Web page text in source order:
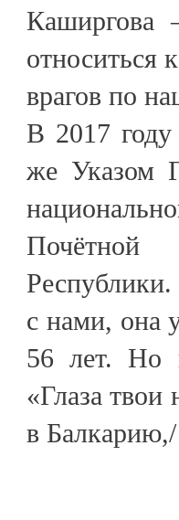
Каширгова
относиться
врагов по
В 2017 году
же Указом
Почётной
с нами, она
56 лет. Но
«Глаза твои
в